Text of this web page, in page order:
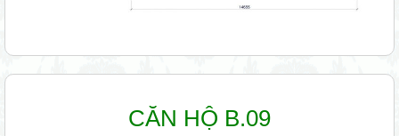
CĂN HỘ B.09